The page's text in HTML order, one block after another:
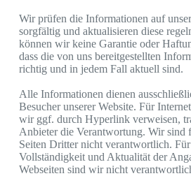
Wir prüfen die Informationen auf
sorgfältig und aktualisieren diese
können wir keine Garantie oder
dass die von uns bereitgestellten
richtig und in jedem Fall aktuell sind.
Alle Informationen dienen
Besucher unserer Website. Für
wir ggf. durch Hyperlink verweisen,
Anbieter die Verantwortung. Wir sind
Seiten Dritter nicht verantwortlich.
Vollständigkeit und Aktualität der
Webseiten sind wir nicht